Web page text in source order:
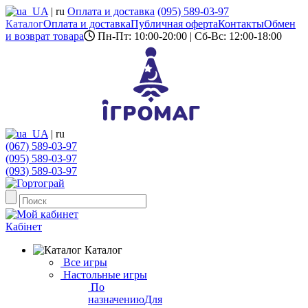
UA | ru Оплата и доставка (095) 589-03-97
КаталогОплата и доставкаПубличная офертаКонтактыОбмен
и возврат товара
Пн-Пт: 10:00-20:00 | Сб-Вс: 12:00-18:00
UA | ru
(067) 589-03-97
(095) 589-03-97
(093) 589-03-97
Кабінет
Каталог
Все игры
Настольные игры
По
назначениюДля